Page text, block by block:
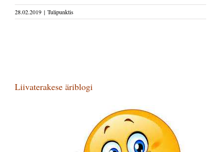
28.02.2019 | Tulipunktis
Liivaterakese äriblogi